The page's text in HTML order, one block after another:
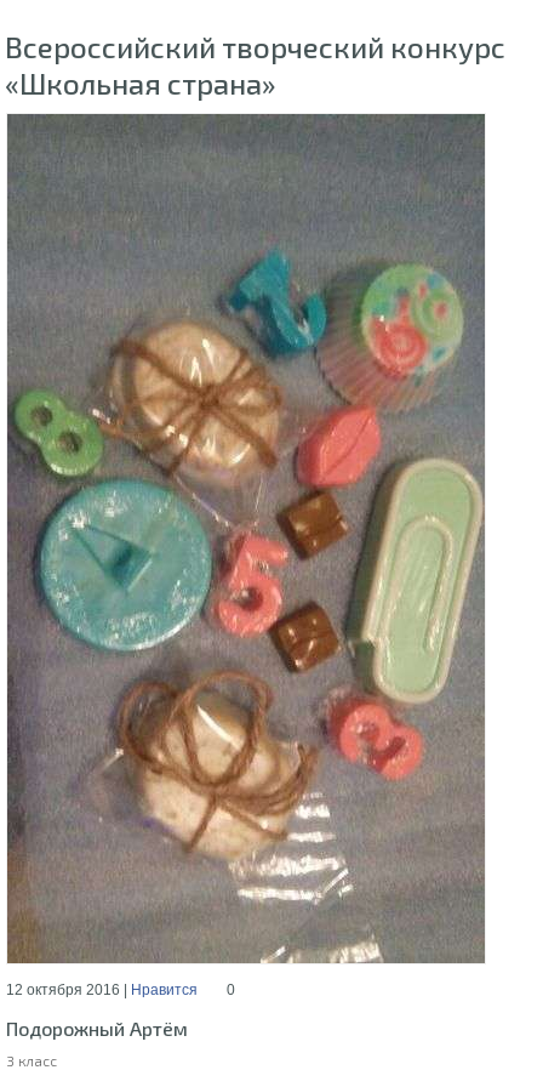
Всероссийский творческий конкурс
«Школьная страна»
12 октября 2016 | Нравится 0
Подорожный Артём
3 класс